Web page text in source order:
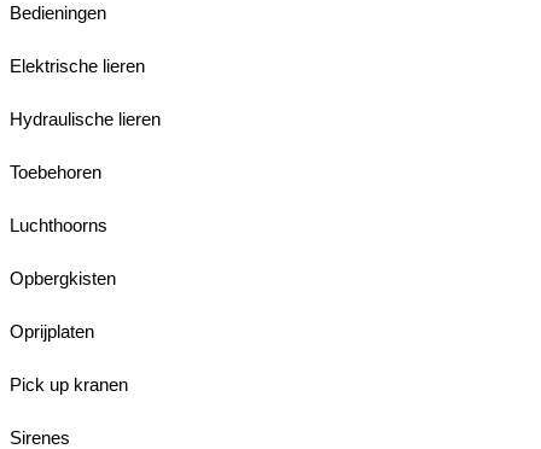
Bedieningen
Elektrische lieren
Hydraulische lieren
Toebehoren
Luchthoorns
Opbergkisten
Oprijplaten
Pick up kranen
Sirenes